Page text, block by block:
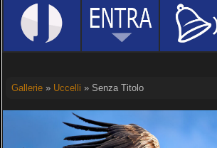
Gallerie» Uccelli » Senza Titolo